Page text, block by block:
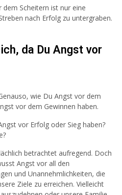
Scheitern ist nur eine
nach Erfolg zu untergraben.
da Du Angst vor
wie Du Angst vor dem
vor dem Gewinnen haben.
vor Erfolg oder Sieg haben?
betrachtet aufregend. Doch
Angst vor all den
und Unannehmlichkeiten, die
Ziele zu erreichen. Vielleicht